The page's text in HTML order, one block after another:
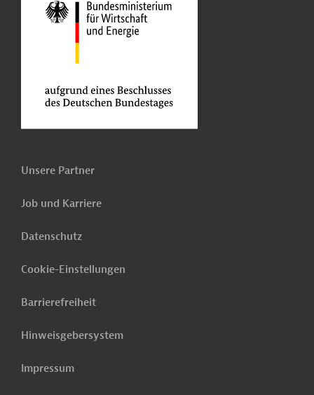
Unsere Partner
Job und Karriere
Datenschutz
Cookie-Einstellungen
Barrierefreiheit
Hinweisgebersystem
Impressum